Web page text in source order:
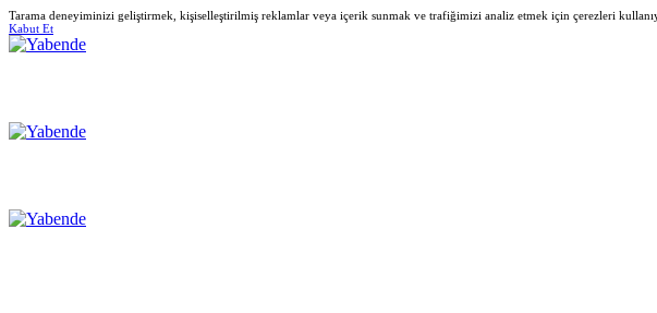
Tarama deneyiminizi geliştirmek, kişiselleştirilmiş reklamlar veya içerik sunmak ve trafiğimizi analiz etmek için çerezleri
Kabut Et